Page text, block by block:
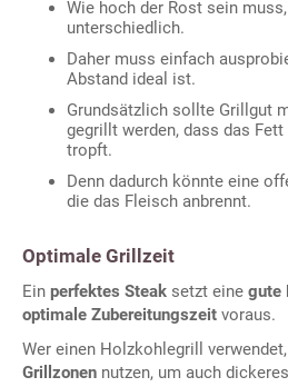
Wie hoch der Rost sein
unterschiedlich.
Daher muss einfach
Abstand ideal ist.
Grundsätzlich sollte Grillgut
gegrillt werden, dass das
tropft.
Denn dadurch könnte eine
die das Fleisch anbrennt.
Optimale Grillzeit
Ein perfektes Steak setzt eine gute
optimale Zubereitungszeit voraus.
Wer einen Holzkohlegrill
Grillzonen nutzen, um auch